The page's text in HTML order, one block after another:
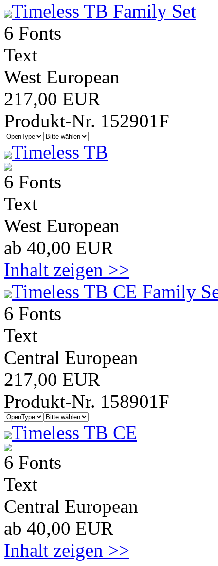
Timeless TB Family Set
6 Fonts
Text
West European
217,00 EUR
Produkt-Nr. 152901F
Timeless TB
6 Fonts
Text
West European
ab 40,00 EUR
Inhalt zeigen >>
Timeless TB CE Family
6 Fonts
Text
Central European
217,00 EUR
Produkt-Nr. 158901F
Timeless TB CE
6 Fonts
Text
Central European
ab 40,00 EUR
Inhalt zeigen >>